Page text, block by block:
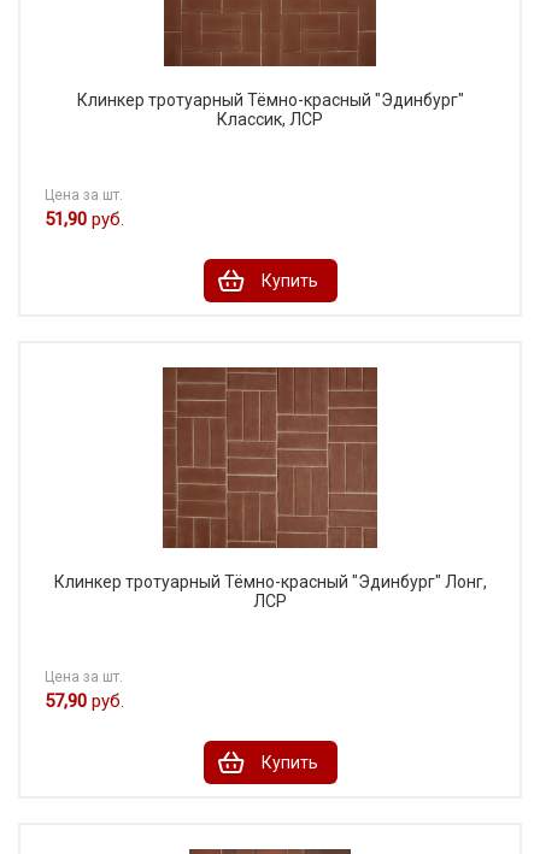
Клинкер тротуарный Тёмно-красный "Эдинбург"
Классик, ЛСР
Цена за шт.
51,90 руб.
Купить
Клинкер тротуарный Тёмно-красный "Эдинбург" Лонг,
ЛСР
Цена за шт.
57,90 руб.
Купить